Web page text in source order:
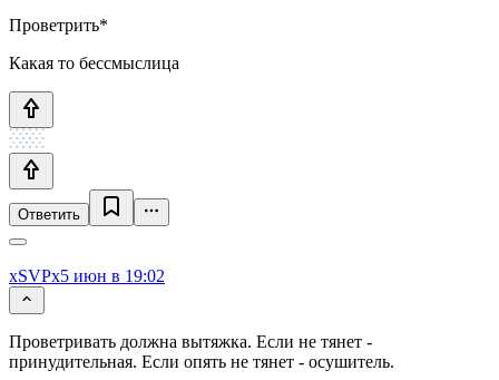
Проветрить*
Какая то бессмыслица
Ответить
xSVPx5 июн в 19:02
Проветривать должна вытяжка. Если не тянет -
принудительная. Если опять не тянет - осушитель.